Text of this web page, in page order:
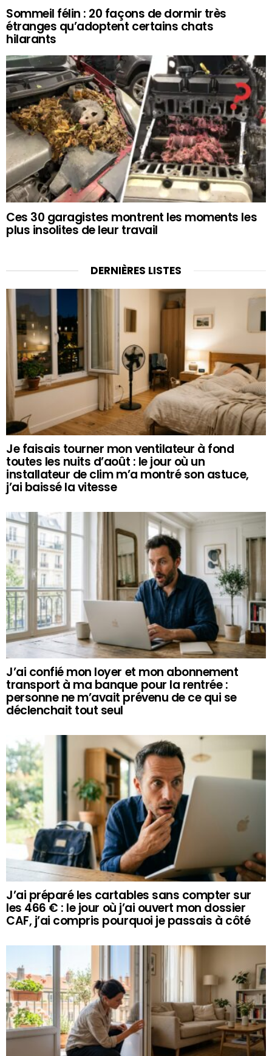
Sommeil félin : 20 façons de dormir très
étranges qu’adoptent certains chats
hilarants
Ces 30 garagistes montrent les moments les
plus insolites de leur travail
DERNIÈRES LISTES
Je faisais tourner mon ventilateur à fond
toutes les nuits d’août : le jour où un
installateur de clim m’a montré son astuce,
j’ai baissé la vitesse
J’ai confié mon loyer et mon abonnement
transport à ma banque pour la rentrée :
personne ne m’avait prévenu de ce qui se
déclenchait tout seul
J’ai préparé les cartables sans compter sur
les 466 € : le jour où j’ai ouvert mon dossier
CAF, j’ai compris pourquoi je passais à côté